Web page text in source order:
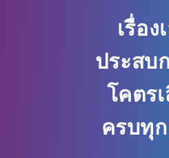
เรื่อง
ประสบ
โคตร
ครบทุ